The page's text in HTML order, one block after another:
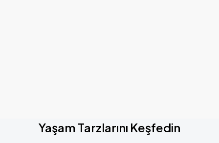
Yaşam Tarzlarını Keşfedin